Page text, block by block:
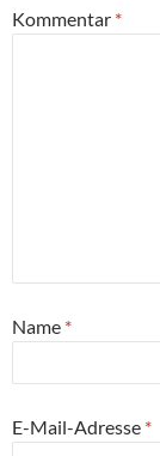
Kommentar *
Name *
E-Mail-Adresse *